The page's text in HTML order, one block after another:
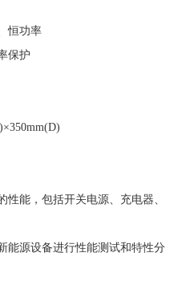
恒功率
保护
性能，包括开关电源、充电器、
能源设备进行性能测试和特性分